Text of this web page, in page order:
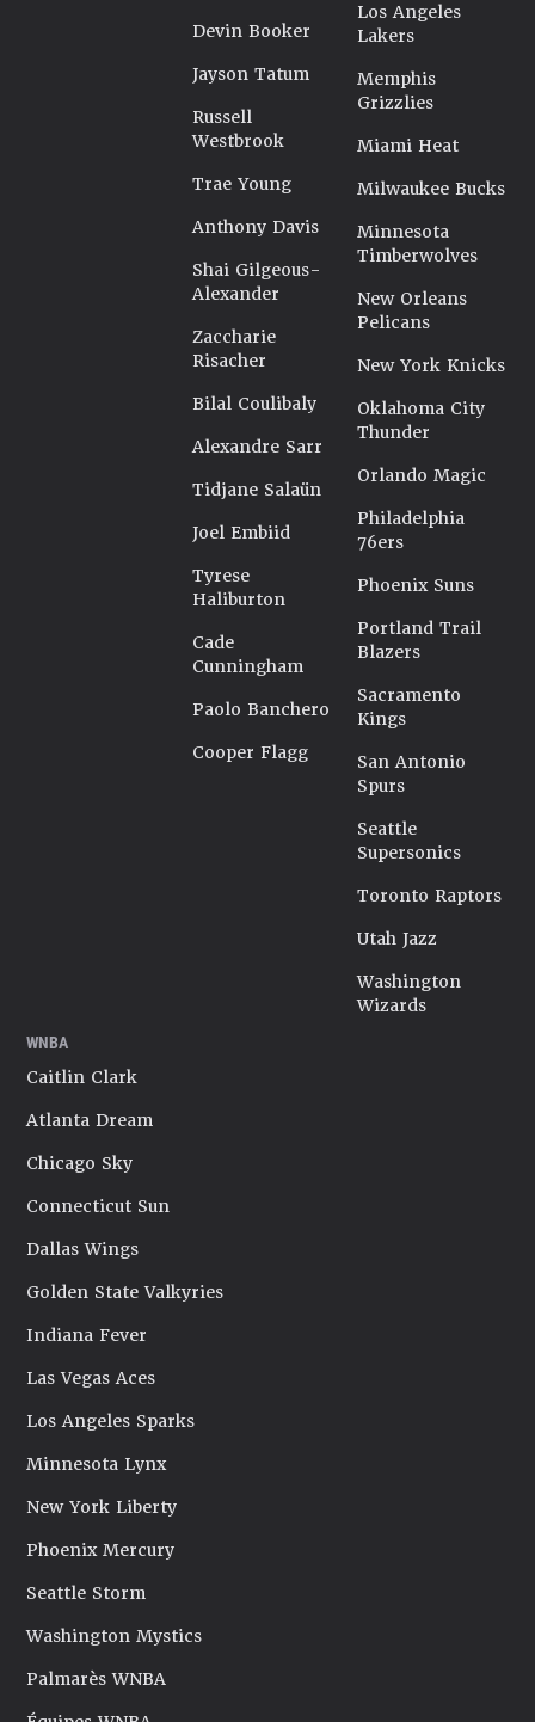
Devin Booker
Jayson Tatum
Russell
Westbrook
Trae Young
Anthony Davis
Shai Gilgeous-
Alexander
Zaccharie
Risacher
Bilal Coulibaly
Alexandre Sarr
Tidjane Salaün
Joel Embiid
Tyrese
Haliburton
Cade
Cunningham
Paolo Banchero
Cooper Flagg
Los Angeles
Lakers
Memphis
Grizzlies
Miami Heat
Milwaukee Bucks
Minnesota
Timberwolves
New Orleans
Pelicans
New York Knicks
Oklahoma City
Thunder
Orlando Magic
Philadelphia
76ers
Phoenix Suns
Portland Trail
Blazers
Sacramento
Kings
San Antonio
Spurs
Seattle
Supersonics
Toronto Raptors
Utah Jazz
Washington
Wizards
WNBA
Caitlin Clark
Atlanta Dream
Chicago Sky
Connecticut Sun
Dallas Wings
Golden State Valkyries
Indiana Fever
Las Vegas Aces
Los Angeles Sparks
Minnesota Lynx
New York Liberty
Phoenix Mercury
Seattle Storm
Washington Mystics
Palmarès WNBA